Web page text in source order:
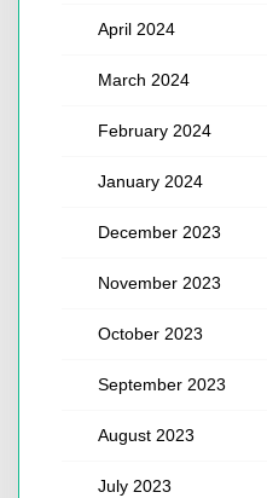
April 2024
March 2024
February 2024
January 2024
December 2023
November 2023
October 2023
September 2023
August 2023
July 2023